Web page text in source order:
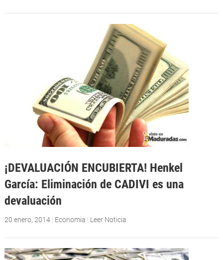
¡DEVALUACIÓN ENCUBIERTA! Henkel
García: Eliminación de CADIVI es una
devaluación
20 enero, 2014| Economia | Leer Noticia